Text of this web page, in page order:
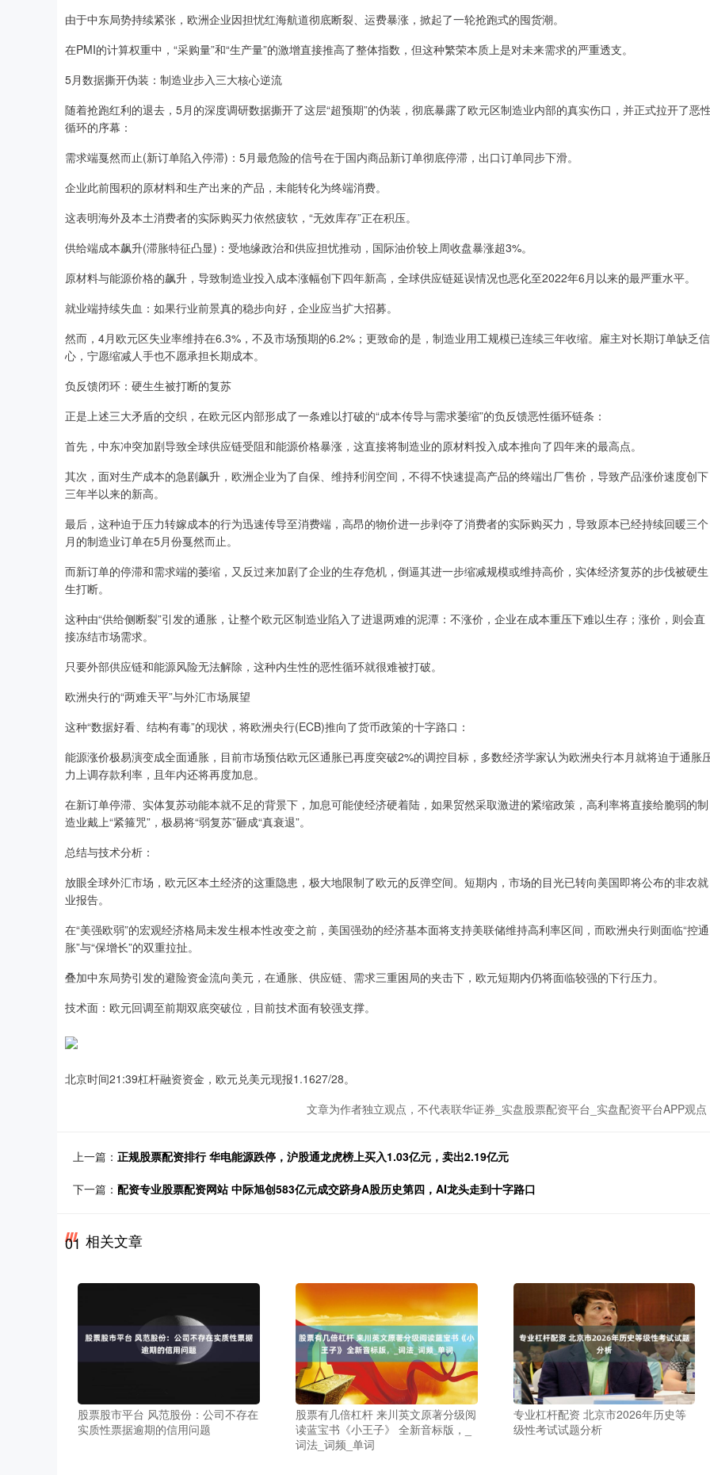
由于中东局势持续紧张，欧洲企业因担忧红海航道彻底断裂、运费暴涨，掀起了一轮抢跑式的囤货潮。
在PMI的计算权重中，“采购量”和“生产量”的激增直接推高了整体指数，但这种繁荣本质上是对未来需求的严重透支。
5月数据撕开伪装：制造业步入三大核心逆流
随着抢跑红利的退去，5月的深度调研数据撕开了这层“超预期”的伪装，彻底暴露了欧元区制造业内部的真实伤口，并正式拉开了恶
循环的序幕：
需求端戛然而止(新订单陷入停滞)：5月最危险的信号在于国内商品新订单彻底停滞，出口订单同步下滑。
企业此前囤积的原材料和生产出来的产品，未能转化为终端消费。
这表明海外及本土消费者的实际购买力依然疲软，“无效库存”正在积压。
供给端成本飙升(滞胀特征凸显)：受地缘政治和供应担忧推动，国际油价较上周收盘暴涨超3%。
原材料与能源价格的飙升，导致制造业投入成本涨幅创下四年新高，全球供应链延误情况也恶化至2022年6月以来的最严重水平。
就业端持续失血：如果行业前景真的稳步向好，企业应当扩大招募。
然而，4月欧元区失业率维持在6.3%，不及市场预期的6.2%；更致命的是，制造业用工规模已连续三年收缩。雇主对长期订单缺乏信
心，宁愿缩减人手也不愿承担长期成本。
负反馈闭环：硬生生被打断的复苏
正是上述三大矛盾的交织，在欧元区内部形成了一条难以打破的“成本传导与需求萎缩”的负反馈恶性循环链条：
首先，中东冲突加剧导致全球供应链受阻和能源价格暴涨，这直接将制造业的原材料投入成本推向了四年来的最高点。
其次，面对生产成本的急剧飙升，欧洲企业为了自保、维持利润空间，不得不快速提高产品的终端出厂售价，导致产品涨价速度创下
三年半以来的新高。
最后，这种迫于压力转嫁成本的行为迅速传导至消费端，高昂的物价进一步剥夺了消费者的实际购买力，导致原本已经持续回暖三个
月的制造业订单在5月份戛然而止。
而新订单的停滞和需求端的萎缩，又反过来加剧了企业的生存危机，倒逼其进一步缩减规模或维持高价，实体经济复苏的步伐被硬生
生打断。
这种由“供给侧断裂”引发的通胀，让整个欧元区制造业陷入了进退两难的泥潭：不涨价，企业在成本重压下难以生存；涨价，则会直
接冻结市场需求。
只要外部供应链和能源风险无法解除，这种内生性的恶性循环就很难被打破。
欧洲央行的“两难天平”与外汇市场展望
这种“数据好看、结构有毒”的现状，将欧洲央行(ECB)推向了货币政策的十字路口：
能源涨价极易演变成全面通胀，目前市场预估欧元区通胀已再度突破2%的调控目标，多数经济学家认为欧洲央行本月就将迫于通胀
力上调存款利率，且年内还将再度加息。
在新订单停滞、实体复苏动能本就不足的背景下，加息可能使经济硬着陆，如果贸然采取激进的紧缩政策，高利率将直接给脆弱的制
造业戴上“紧箍咒”，极易将“弱复苏”砸成“真衰退”。
总结与技术分析：
放眼全球外汇市场，欧元区本土经济的这重隐患，极大地限制了欧元的反弹空间。短期内，市场的目光已转向美国即将公布的非农就
业报告。
在“美强欧弱”的宏观经济格局未发生根本性改变之前，美国强劲的经济基本面将支持美联储维持高利率区间，而欧洲央行则面临“控通
胀”与“保增长”的双重拉扯。
叠加中东局势引发的避险资金流向美元，在通胀、供应链、需求三重困局的夹击下，欧元短期内仍将面临较强的下行压力。
技术面：欧元回调至前期双底突破位，目前技术面有较强支撑。
北京时间21:39杠杆融资资金，欧元兑美元现报1.1627/28。
文章为作者独立观点，不代表联华证券_实盘股票配资平台_实盘配资平台APP观点
上一篇： 正规股票配资排行 华电能源跌停，沪股通龙虎榜上买入1.03亿元，卖出2.19亿元
下一篇： 配资专业股票配资网站 中际旭创583亿元成交跻身A股历史第四，AI龙头走到十字路口
01 相关文章
股票股市平台 风范股份：公司不存在
实质性票据逾期的信用问题
股票有几倍杠杆 来川英文原著分级阅
读蓝宝书《小王子》 全新音标版，_
词法_词频_单词
专业杠杆配资 北京市2026年历史等
级性考试试题分析